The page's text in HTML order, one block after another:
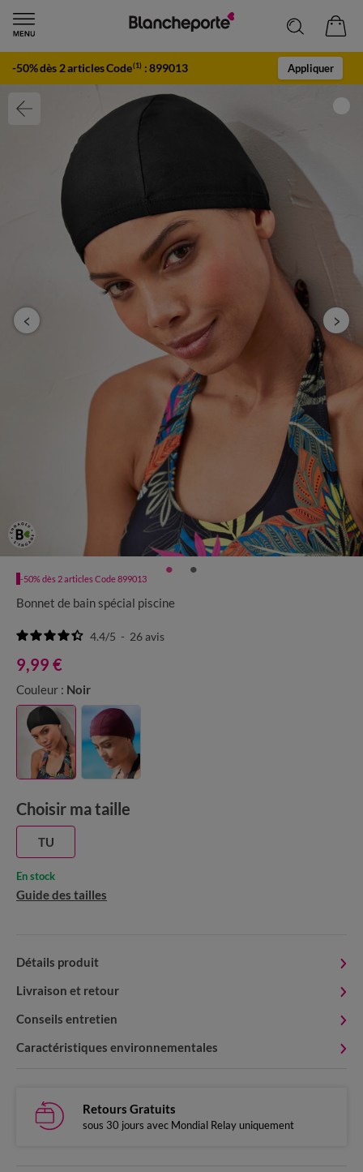
-50% dès 2 articles Code(1) :899013 Appliquer
-50% dès 2 articles Code 899013
Bonnet de bain spécial piscine
4.4/5 - 26avis
9,99 €
Couleur : Noir
Choisir ma taille
TU
Guide des tailles
En stock
Détails produit
Livraison et retour
Conseils entretien
Caractéristiques environnementales
Retours Gratuits
sous 30 jours avec Mondial Relay uniquement